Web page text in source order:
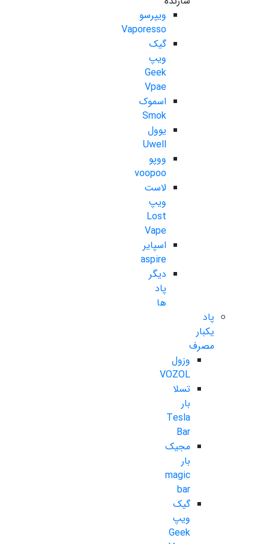
ویپرسو
Vaporesso
گیک
ویپ
Geek
Vpae
اسموک
Smok
یوول
Uwell
ووپو
voopoo
لاست
ویپ
Lost
Vape
اسپایر
aspire
دیگر
پاد
ها
پاد
یکبار
مصرف
وزول
VOZOL
تسلا
بار
Tesla
Bar
مجیک
بار
magic
bar
گیک
ویپ
Geek